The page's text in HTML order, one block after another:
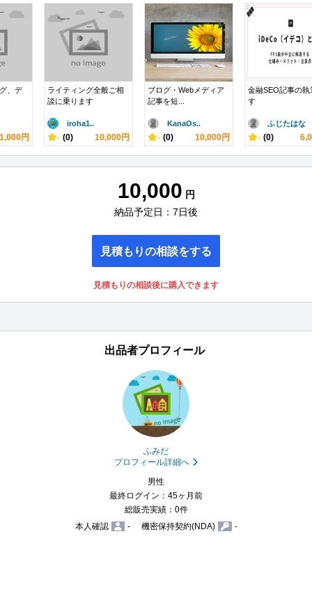
、デ
1,000円
ライティング全般ご相
談に乗ります
iroha1..
- (0) 10,000円
ブログ・Webメディア
記事を短...
KanaOs..
- (0) 10,000円
金融SEO記事の執
す
ふじたはな
- (0)
10,000 円
納品予定日：7日後
見積もりの相談をする
見積もりの相談後に購入できます
出品者プロフィール
ふみだ
プロフィール詳細へ
男性
最終ログイン：45ヶ月前
総販売実績：0件
本人確認
- 機密保持契約(NDA) -